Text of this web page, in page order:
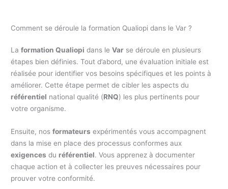
Comment se déroule la formation Qualiopi dans le Var ?
Laformation Qualiopi dans leVar se déroule en plusieurs
étapes bien définies. Tout d’abord, une évaluation initiale est
réalisée pour identifier vos besoins spécifiques et les points à
améliorer. Cette étape permet de cibler les aspects du
référentiel national qualité (RNQ) les plus pertinents pour
votre organisme.
Ensuite, nosformateurs expérimentés vous accompagnent
dans la mise en place des processus conformes aux
exigences du référentiel. Vous apprenez à documenter
chaque action et à collecter les preuves nécessaires pour
prouver votre conformité.